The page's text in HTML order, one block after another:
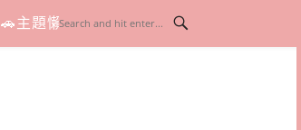
🚗主題懶人包